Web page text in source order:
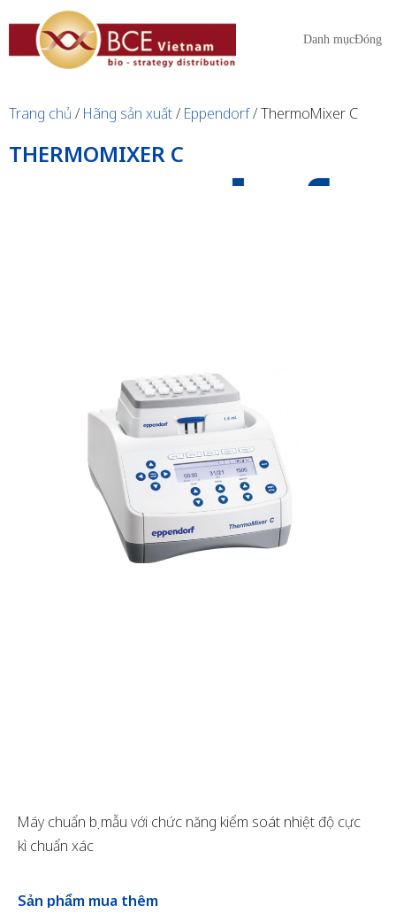
Danh mụcĐóng
Trang chủ / Hãng sản xuất/ Eppendorf/ ThermoMixer C
THERMOMIXER C
Máy chuẩn bị mẫu với chức năng kiểm soát nhiệt độ cực
kì chuẩn xác
Sản phẩm mua thêm